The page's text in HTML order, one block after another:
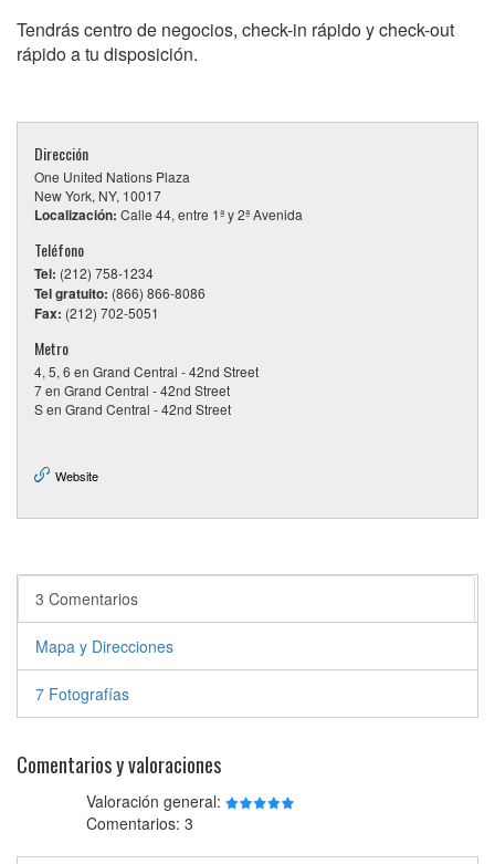
Tendrás centro de negocios, check-in rápido y check-out
rápido a tu disposición.
Dirección
One United Nations Plaza
New York, NY, 10017
Localización: Calle 44, entre 1ª y 2ª Avenida
Teléfono
Tel: (212) 758-1234
Tel gratuito: (866) 866-8086
Fax: (212) 702-5051
Metro
4, 5, 6 en Grand Central - 42nd Street
7 en Grand Central - 42nd Street
S en Grand Central - 42nd Street
Website
3 Comentarios
Mapa y Direcciones
7 Fotografías
Comentarios y valoraciones
Valoración general:
Comentarios: 3